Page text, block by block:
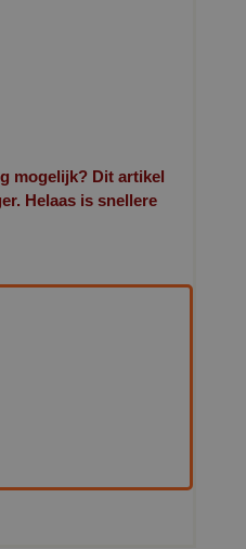
mogelijk? Dit artikel
Helaas is snellere